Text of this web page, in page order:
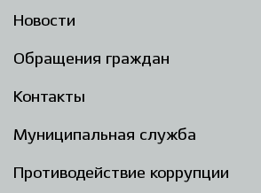
Новости
Обращения граждан
Контакты
Муниципальная служба
Противодействие коррупции